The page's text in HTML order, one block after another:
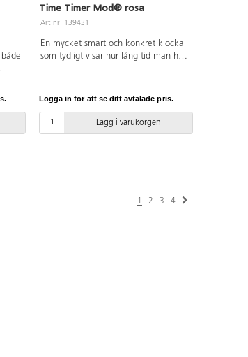
på
Time Timer Mod® rosa
Art.nr: 139431
En mycket smart och konkret klocka
som tydligt visar hur lång tid man har
t.ex. 30 min, det röda fältet minskar
Inställningsbar 0–60 min. Perfekt att
använda i en mindre grupp, vid
Logga in för att se ditt avtalade pris.
Lägg i varukorgen
1 2 3 4